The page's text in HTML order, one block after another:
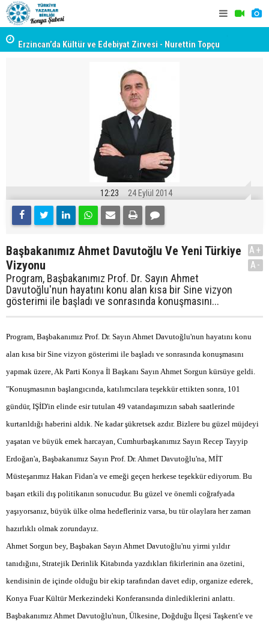
Erzincan’da Kültür ve Edebiyat Zirvesi - Nurettin Topçu
12:23 24 Eylül 2014
Başbakanımız Ahmet Davutoğlu Ve Yeni Türkiye
Vizyonu
Program, Başbakanımız Prof. Dr. Sayın Ahmet
Davutoğlu'nun hayatını konu alan kısa bir Sine vizyon
gösterimi ile başladı ve sonrasında konuşmasını...
A+
A-
Program, Başbakanımız Prof. Dr. Sayın Ahmet Davutoğlu'nun hayatını konu
alan kısa bir Sine vizyon gösterimi ile başladı ve sonrasında konuşmasını
yapmak üzere, Ak Parti Konya İl Başkanı Sayın Ahmet Sorgun kürsüye geldi.
"Konuşmasının başlangıcında, katılımcılara teşekkür ettikten sonra, 101
gündür, IŞİD'in elinde esir tutulan 49 vatandaşımızın sabah saatlerinde
kurtarıldığı haberini aldık. Ne kadar şükretsek azdır. Bizlere bu güzel müjdeyi
yaşatan ve büyük emek harcayan, Cumhurbaşkanımız Sayın Recep Tayyip
Erdoğan'a, Başbakanımız Sayın Prof. Dr. Ahmet Davutoğlu'na, MİT
Müsteşarımız Hakan Fidan'a ve emeği geçen herkese teşekkür ediyorum. Bu
başarı etkili dış politikanın sonucudur. Bu güzel ve önemli coğrafyada
yaşıyorsanız, büyük ülke olma hedefleriniz varsa, bu tür olaylara her zaman
hazırlıklı olmak zorundayız.
Ahmet Sorgun bey, Başbakan Sayın Ahmet Davutoğlu'nu yirmi yıldır
tanıdığını, Stratejik Derinlik Kitabında yazdıkları fikirlerinin ana özetini,
kendisinin de içinde olduğu bir ekip tarafından davet edip, organize ederek,
Konya Fuar Kültür Merkezindeki Konferansında dinlediklerini anlattı.
Başbakanımız Ahmet Davutoğlu'nun, Ülkesine, Doğduğu İlçesi Taşkent'e ve